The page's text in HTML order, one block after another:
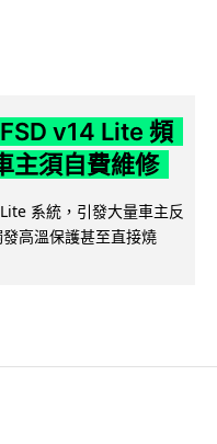
v14 Lite 頻
主須自費維修
系統，引發大量車主反
高溫保護甚至直接燒